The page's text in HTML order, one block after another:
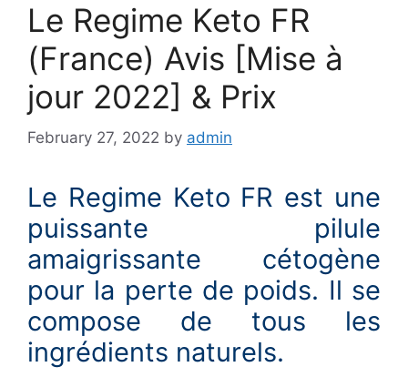
Le Regime Keto FR
(France) Avis [Mise à
jour 2022] & Prix
February 27, 2022 by admin
Le Regime Keto FR est une
puissante pilule
amaigrissante cétogène
pour la perte de poids. Il se
compose de tous les
ingrédients naturels.